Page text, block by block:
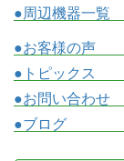
●周辺機器一覧
●お客様の声
●トピックス
●お問い合わせ
●ブログ